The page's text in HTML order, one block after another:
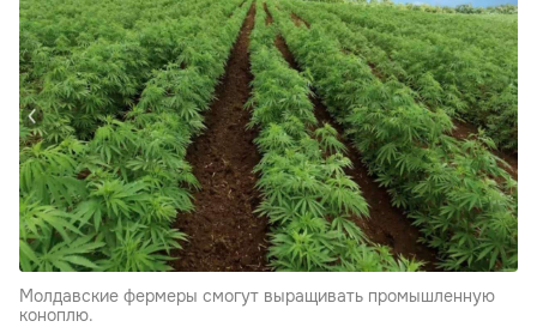
Молдавские фермеры смогут выращивать промышленную
коноплю.